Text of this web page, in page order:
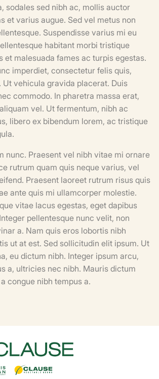
sodales sed nibh ac, mollis auctor
et varius augue. Sed vel metus non
Suspendisse varius mi eu
habitant morbi tristique
et malesuada fames ac turpis egestas.
imperdiet, consectetur felis quis,
Ut vehicula gravida placerat. Duis
commodo. In pharetra massa erat,
vel. Ut fermentum, nibh ac
libero ex bibendum lorem, ac tristique
nunc. Praesent vel nibh vitae mi ornare
rutrum quam quis neque varius, vel
Praesent laoreet rutrum risus quis
ante quis mi ullamcorper molestie.
vitae lacus egestas, eget dapibus
pellentesque nunc velit, non
a. Nam quis eros lobortis nibh
ut at est. Sed sollicitudin elit ipsum. Ut
eu dictum nibh. Integer ipsum arcu,
a, ultricies nec nibh. Mauris dictum
congue nibh tempus a.